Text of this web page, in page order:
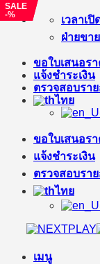
ข้าม
เนื้อหา
เวลาเ
ฝ่ายขา
ขอใบเสนอร
แจ้งชำระเงิน
ตรวจสอบรา
ไทย
ขอใบเสนอร
แจ้งชำระเงิน
ตรวจสอบรา
ไทย
เมนู
SALE
-%
SALE
-%